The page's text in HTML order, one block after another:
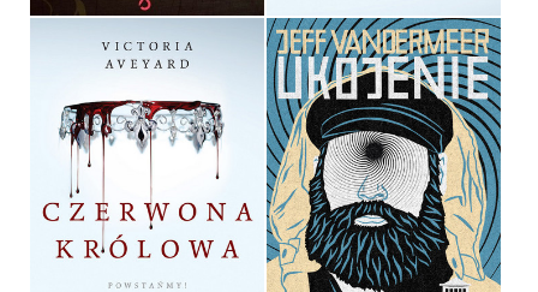
CZERWONA KRÓLOWA
VICTORIA AVEYARD
OPRAWA TWARDA
UKOJENIE
JEFF VANDERMEER
OPRAWA MIĘKKA